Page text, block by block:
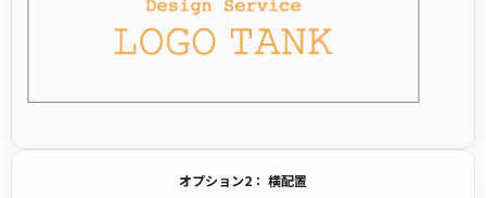
オプション2： 横配置